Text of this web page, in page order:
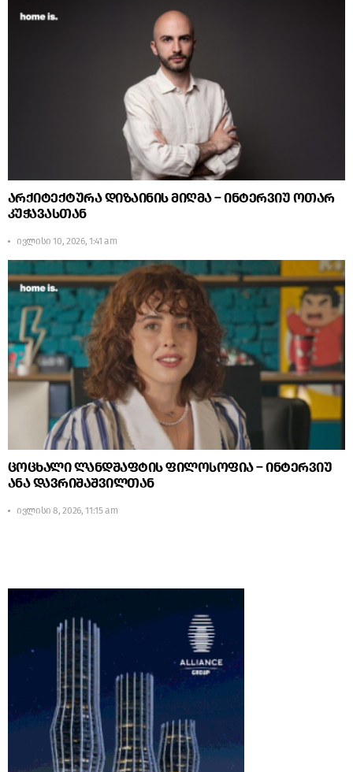
არქიტექტურა დიზაინის მიღმა – ინტერვიუ ოთარ
კუჭავასთან
ივლისი 10, 2026, 1:41 am
ცოცხალი ლანდშაფტის ფილოსოფია – ინტერვიუ
ანა დავრიშაშვილთან
ივლისი 8, 2026, 11:15 am